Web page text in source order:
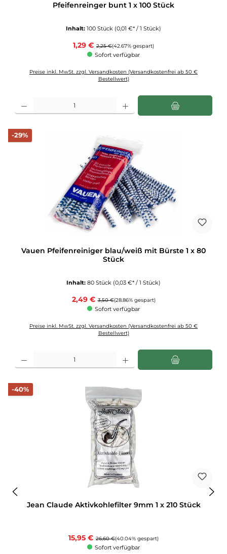
Pfeifenreinger bunt 1 x 100 Stück
Inhalt: 100 Stück (0,01 €* / 1 Stück)
Verkaufspreis:
1,29 € Regulärer Preis:
2,25 €(42.67% gespart)
Sofort verfügbar
Preise inkl. MwSt. zzgl. Versandkosten (Versandkostenfrei ab 50 €
Bestellwert)
-29%Rabatt
Vauen Pfeifenreiniger blau/weiß mit Bürste 1 x 80
Stück
Inhalt: 80 Stück (0,03 €* / 1 Stück)
Verkaufspreis:
2,49 € Regulärer Preis:
3,50 €(28.86% gespart)
Sofort verfügbar
Preise inkl. MwSt. zzgl. Versandkosten (Versandkostenfrei ab 50 €
Bestellwert)
Produkt Anzahl: Gib den gewünschten Wert ein oder benutze die Schaltflächen
-40%Rabatt
Jean Claude Aktivkohlefilter 9mm 1 x 210 Stück
Verkaufspreis:
15,95 € Regulärer Preis:
26,60 €(40.04% gespart)
Sofort verfügbar